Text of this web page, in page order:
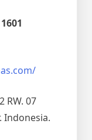
RW. 07
Indonesia.